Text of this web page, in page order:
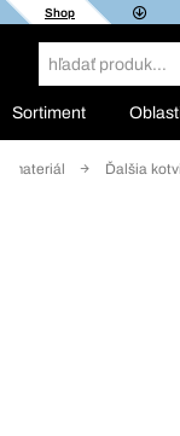
Shop
Sortiment
materiál Ďalšia